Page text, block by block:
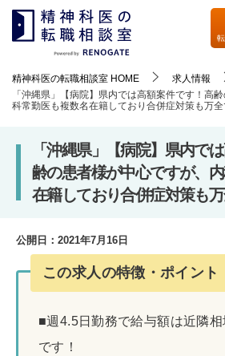
精神科医の転職相談室 HOME 求人情報
「沖縄県」【病院】県内では高額案件です！高
科常勤医も複数名在籍しており合併症対策も万全
「沖縄県」【病院】県内で
齢の患者様が中心ですが、
在籍しており合併症対策も万
公開日： 2021年7月16日
この求人の特徴・ポイント
■週4.5日勤務で給与額は近隣
です！